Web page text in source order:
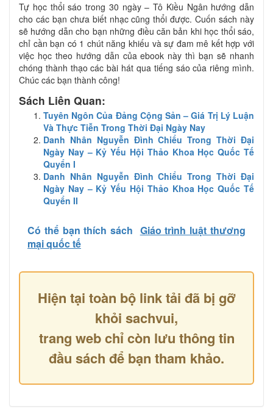
Tự học thổi sáo trong 30 ngày – Tô Kiều Ngân hướng dẫn
cho các bạn chưa biết nhạc cũng thổi được. Cuốn sách này
sẽ hướng dẫn cho bạn những điều căn bản khi học thổi sáo,
chỉ cần bạn có 1 chút năng khiếu và sự đam mê kết hợp với
việc học theo hướng dẫn của ebook này thì bạn sẽ nhanh
chóng thành thạo các bài hát qua tiếng sáo của riêng mình.
Chúc các bạn thành công!
Sách Liên Quan:
Tuyên Ngôn Của Đảng Cộng Sản – Giá Trị Lý Luận
Và Thực Tiễn Trong Thời Đại Ngày Nay
Danh Nhân Nguyễn Đình Chiểu Trong Thời Đại
Ngày Nay – Kỷ Yếu Hội Thảo Khoa Học Quốc Tế
Quyển I
Danh Nhân Nguyễn Đình Chiểu Trong Thời Đại
Ngày Nay – Kỷ Yếu Hội Thảo Khoa Học Quốc Tế
Quyển II
Có thể bạn thích sách Giáo trình luật thương
mại quốc tế
Hiện tại toàn bộ link tải đã bị gỡ
khỏi sachvui,
trang web chỉ còn lưu thông tin
đầu sách để bạn tham khảo.